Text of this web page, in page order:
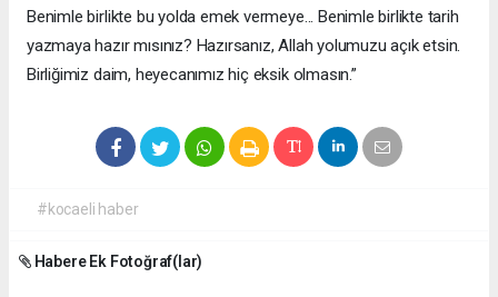
Benimle birlikte bu yolda emek vermeye... Benimle birlikte tarih
yazmaya hazır mısınız? Hazırsanız, Allah yolumuzu açık etsin.
Birliğimiz daim, heyecanımız hiç eksik olmasın.”
#kocaeli haber
Habere Ek Fotoğraf(lar)